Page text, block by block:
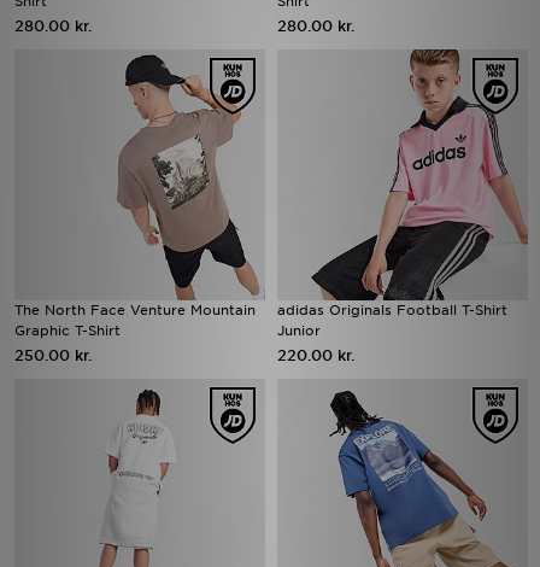
280.00 kr. 280.00 kr.
The North Face Venture Mountain
Graphic T-Shirt
250.00 kr.
adidas Originals Football T-Shirt
Junior
220.00 kr.